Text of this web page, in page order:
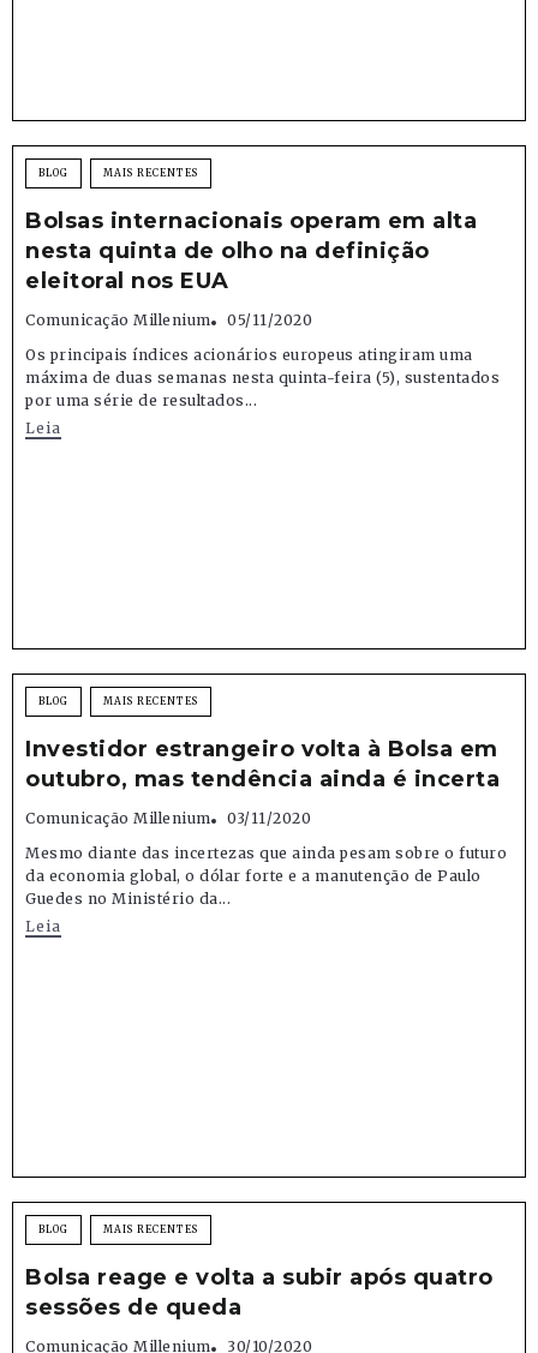
BLOG MAIS RECENTES
Bolsas internacionais operam em alta
nesta quinta de olho na definição
eleitoral nos EUA
Comunicação Millenium
05/11/2020
Os principais índices acionários europeus atingiram uma
máxima de duas semanas nesta quinta-feira (5), sustentados
por uma série de resultados...
Leia
BLOG MAIS RECENTES
Investidor estrangeiro volta à Bolsa em
outubro, mas tendência ainda é incerta
Comunicação Millenium
03/11/2020
Mesmo diante das incertezas que ainda pesam sobre o futuro
da economia global, o dólar forte e a manutenção de Paulo
Guedes no Ministério da...
Leia
BLOG MAIS RECENTES
Bolsa reage e volta a subir após quatro
sessões de queda
Comunicação Millenium 30/10/2020